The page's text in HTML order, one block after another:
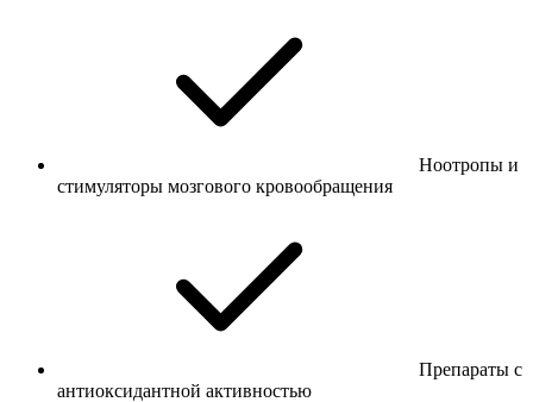
Ноотропы и
стимуляторы мозгового кровообращения
Препараты с
антиоксидантной активностью